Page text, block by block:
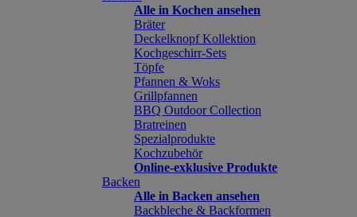
Alle in Kochen ansehen
Bräter
Deckelknopf Kollektion
Kochgeschirr-Sets
Töpfe
Pfannen & Woks
Grillpfannen
BBQ Outdoor Collection
Bratreinen
Spezialprodukte
Kochzubehör
Online-exklusive Produkte
Backen
Alle in Backen ansehen
Backbleche & Backformen